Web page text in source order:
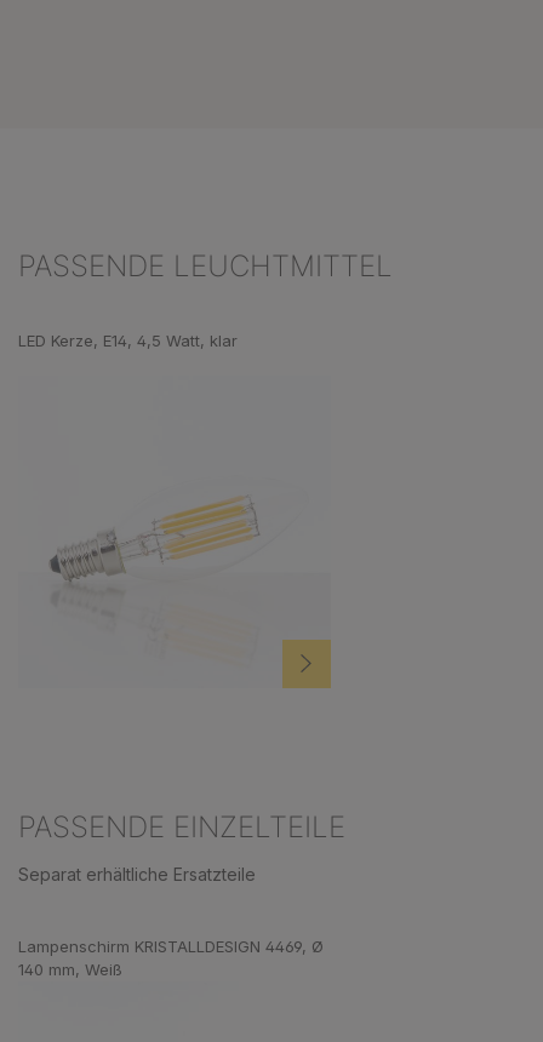
PASSENDE LEUCHTMITTEL
LED Kerze, E14, 4,5 Watt, klar
PASSENDE EINZELTEILE
Separat erhältliche Ersatzteile
Lampenschirm KRISTALLDESIGN 4469, Ø
140 mm, Weiß